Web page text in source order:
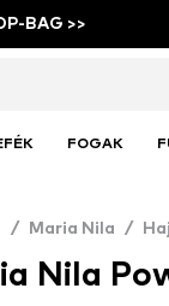
BAG >>
FOGAK
/ Maria Nila /
Nila